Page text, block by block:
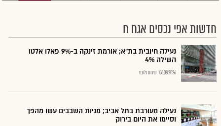
חדשות אפי נכסים אגח ח
נעילה חיובית בת"א; אורמת זינקה ב-9% פאלו אלטו
השילה 4%
06.08.2026 שירות גלובס
נעילה מעורבת בתל אביב; מניות השבבים עשו מהפך
וסיימו את היום בירוק